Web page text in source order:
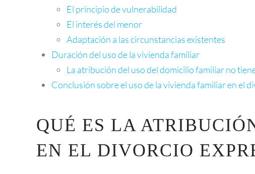
El principio de vulnerabilidad
El interés del menor
Adaptación a las circunstancias existentes
Duración del uso de la vivienda familiar
La atribución del uso del domicilio familiar no
Conclusión sobre el uso de la vivienda familiar en el
QUÉ ES LA
EN EL DIVORCIO